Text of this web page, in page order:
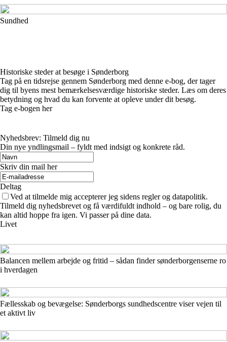
Sundhed
Historiske steder at besøge i Sønderborg
Tag på en tidsrejse gennem Sønderborg med denne e-bog, der tager
dig til byens mest bemærkelsesværdige historiske steder. Læs om deres
betydning og hvad du kan forvente at opleve under dit besøg.
Tag e-bogen her
Nyhedsbrev: Tilmeld dig nu
Din nye yndlingsmail – fyldt med indsigt og konkrete råd.
Skriv din mail her
Deltag
Ved at tilmelde mig accepterer jeg sidens regler og datapolitik.
Tilmeld dig nyhedsbrevet og få værdifuldt indhold – og bare rolig, du
kan altid hoppe fra igen. Vi passer på dine data.
Livet
Balancen mellem arbejde og fritid – sådan finder sønderborgenserne ro
i hverdagen
Fællesskab og bevægelse: Sønderborgs sundhedscentre viser vejen til
et aktivt liv